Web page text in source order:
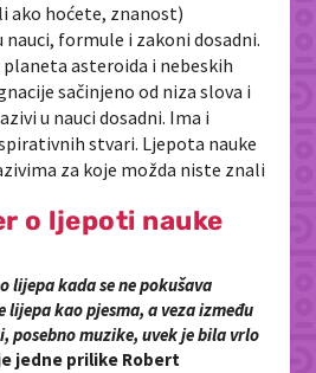
ako hoćete, znanost)
nauci, formule i zakoni dosadni.
asteroida i nebeskih
sačinjeno od niza slova i
u nauci dosadni. Ima i
stvari. Ljepota nauke
za koje možda niste znali
o ljepoti nauke
lijepa kada se ne pokušava
lijepa kao pjesma, a veza između
posebno muzike, uvek je bila vrlo
jedne prilike Robert